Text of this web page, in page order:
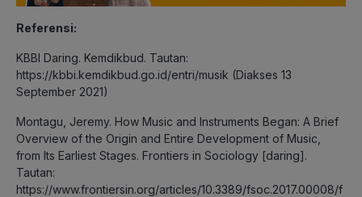
Referensi:
KBBI Daring. Kemdikbud. Tautan:
https://kbbi.kemdikbud.go.id/entri/musik (Diakses 13
September 2021)
Montagu, Jeremy. How Music and Instruments Began: A Brief
Overview of the Origin and Entire Development of Music,
from Its Earliest Stages. Frontiers in Sociology [daring].
Tautan:
https://www.frontiersin.org/articles/10.3389/fsoc.2017.00008/f